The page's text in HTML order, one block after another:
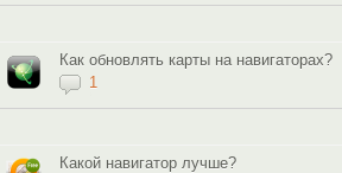
Как обновлять карты на навигаторах?
1
Какой навигатор лучше?